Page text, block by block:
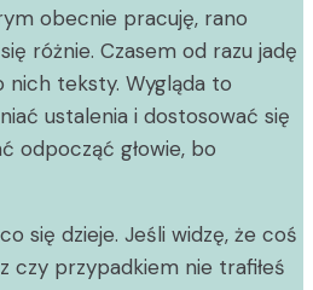
obecnie pracuję, rano
różnie. Czasem od razu jadę
nich teksty. Wygląda to
ustalenia i dostosować się
odpocząć głowie, bo
się dzieje. Jeśli widzę, że coś
czy przypadkiem nie trafiłeś